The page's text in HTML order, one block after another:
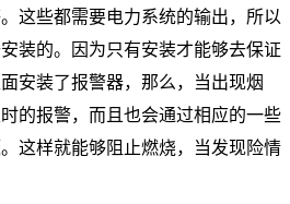
这些都需要电力系统的输出，所以
装的。因为只有安装才能够去保证
安装了报警器，那么，当出现烟
的报警，而且也会通过相应的一些
这样就能够阻止燃烧，当发现险情